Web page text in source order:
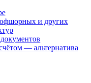
и других
— альтернатива